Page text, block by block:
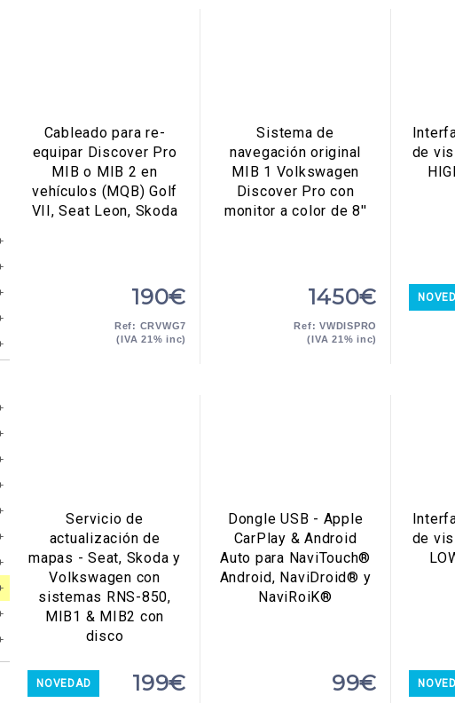
Cableado para re-
equipar Discover Pro
MIB o MIB 2 en
vehículos (MQB) Golf
VII, Seat Leon, Skoda
190€
Ref: CRVWG7
(IVA 21% inc)
Sistema de
navegación original
MIB 1 Volkswagen
Discover Pro con
monitor a color de 8''
1450€
Ref: VWDISPRO
(IVA 21% inc)
de
NOVEDAD
Servicio de
actualización de
mapas - Seat, Skoda y
Volkswagen con
sistemas RNS-850,
MIB1 & MIB2 con
disco
199€
Dongle USB - Apple
CarPlay & Android
Auto para NaviTouch®
Android, NaviDroid® y
NaviRoiK®
99€
de